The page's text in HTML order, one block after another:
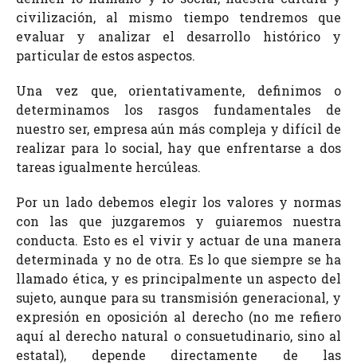
civilización, al mismo tiempo tendremos que
evaluar y analizar el desarrollo histórico y
particular de estos aspectos.
Una vez que, orientativamente, definimos o
determinamos los rasgos fundamentales de
nuestro ser, empresa aún más compleja y difícil de
realizar para lo social, hay que enfrentarse a dos
tareas igualmente hercúleas.
Por un lado debemos elegir los valores y normas
con las que juzgaremos y guiaremos nuestra
conducta. Esto es el vivir y actuar de una manera
determinada y no de otra. Es lo que siempre se ha
llamado ética, y es principalmente un aspecto del
sujeto, aunque para su transmisión generacional, y
expresión en oposición al derecho (no me refiero
aquí al derecho natural o consuetudinario, sino al
estatal), depende directamente de las